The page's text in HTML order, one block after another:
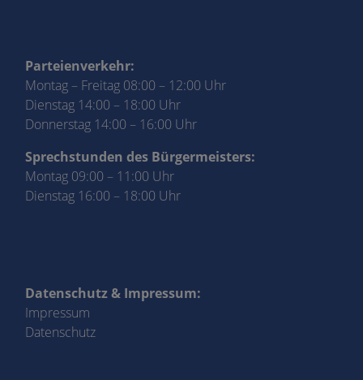
Parteienverkehr:
Montag – Freitag 08:00 – 12:00 Uhr
Dienstag 14:00 – 18:00 Uhr
Donnerstag 14:00 – 16:00 Uhr
Sprechstunden des Bürgermeisters:
Montag 09:00 – 11:00 Uhr
Dienstag 16:00 – 18:00 Uhr
Datenschutz & Impressum:
Impressum
Datenschutz